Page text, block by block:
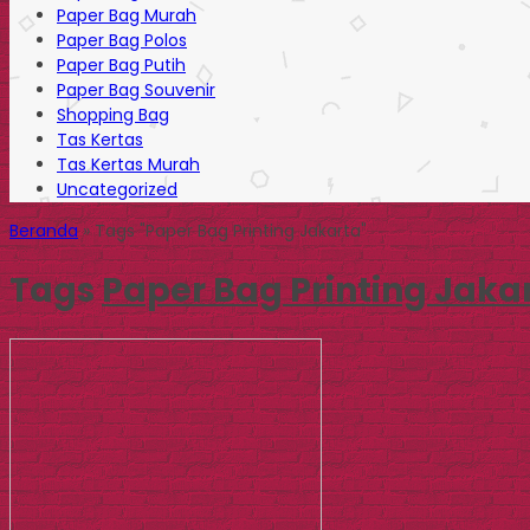
Paper Bag Murah
Paper Bag Polos
Paper Bag Putih
Paper Bag Souvenir
Shopping Bag
Tas Kertas
Tas Kertas Murah
Uncategorized
Beranda»Tags "Paper Bag Printing Jakarta"
TagsPaper Bag Printing